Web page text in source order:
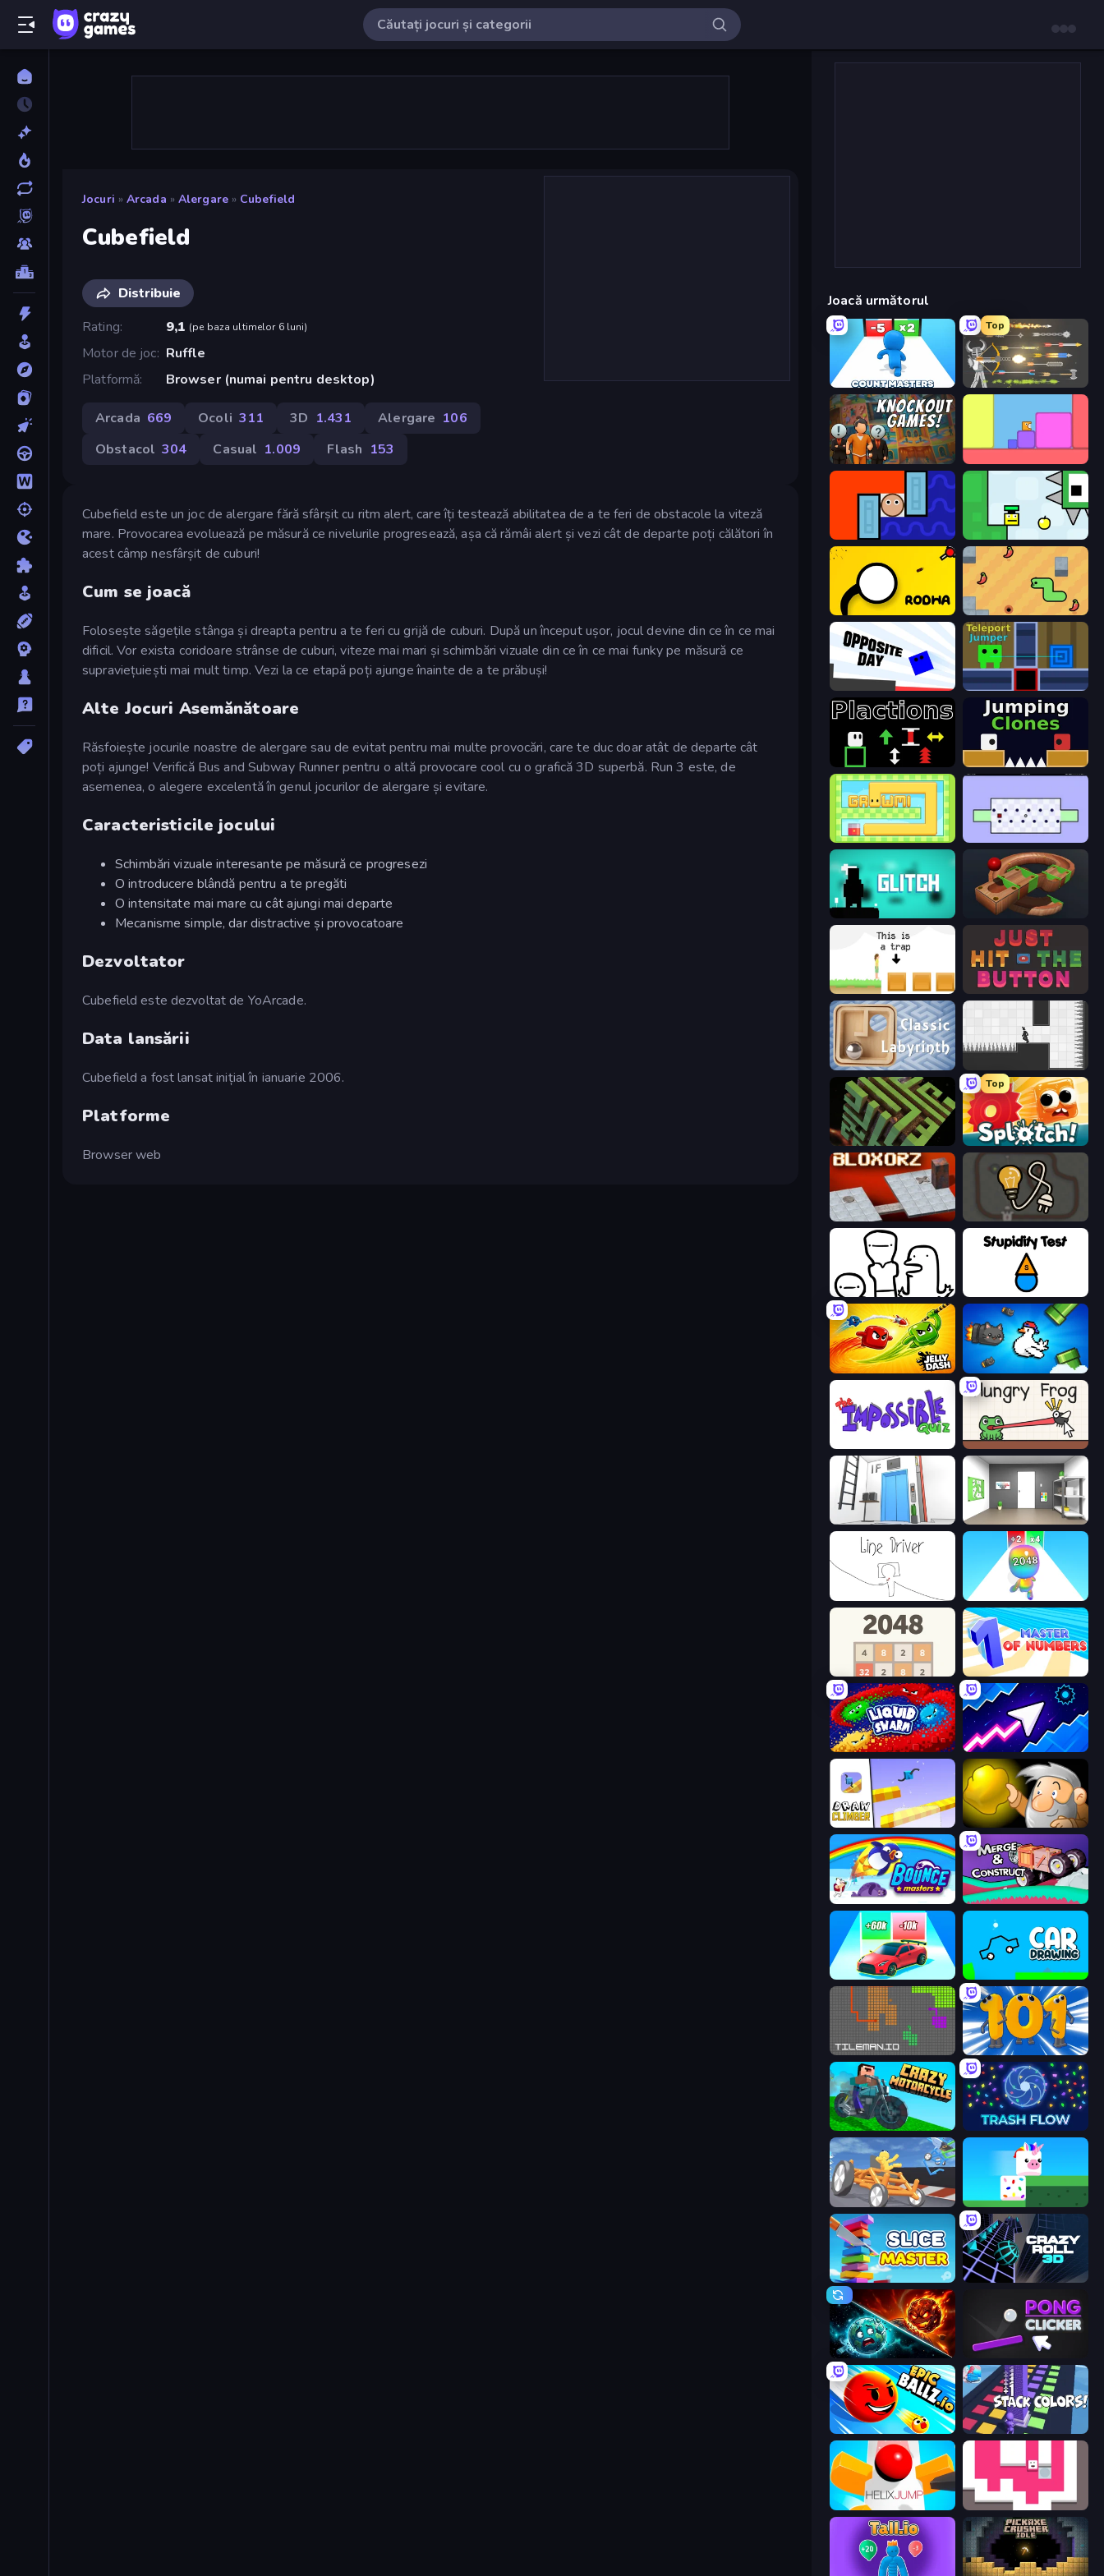
Jocuri » Arcada » Alergare » Cubefield
Cubefield
Distribuie
Rating
9,1 (pe baza ultimelor 6 luni)
Motor de joc Ruffle
Platformă
Browser (numai pentru desktop)
Arcada 669 Ocoli 311 3D 1.431 Alergare 106
Obstacol 304 Casual 1.009 Flash 153
Cubefield este un joc de alergare fără sfârșit cu ritm alert, care îți testează abilitatea de a te feri de obstacole la viteză
mare. Provocarea evoluează pe măsură ce nivelurile progresează, așa că rămâi alert și vezi cât de departe poți călători în
acest câmp nesfârșit de cuburi!
Cum se joacă
Folosește săgețile stânga și dreapta pentru a te feri cu grijă de cuburi. După un început ușor, jocul devine din ce în ce mai
dificil. Vor exista coridoare strânse de cuburi, viteze mai mari și schimbări vizuale din ce în ce mai funky pe măsură ce
supraviețuiești mai mult timp. Vezi la ce etapă poți ajunge înainte de a te prăbuși!
Alte Jocuri Asemănătoare
Răsfoiește jocurile noastre de alergare sau de evitat pentru mai multe provocări, care te duc doar atât de departe cât
poți ajunge! Verifică Bus and Subway Runner pentru o altă provocare cool cu o grafică 3D superbă. Run 3 este, de
asemenea, o alegere excelentă în genul jocurilor de alergare și evitare.
Caracteristicile jocului
Schimbări vizuale interesante pe măsură ce progresezi
O introducere blândă pentru a te pregăti
O intensitate mai mare cu cât ajungi mai departe
Mecanisme simple, dar distractive și provocatoare
Dezvoltator
Cubefield este dezvoltat de YoArcade.
Data lansării
Cubefield a fost lansat inițial în ianuarie 2006.
Platforme
Browser web
Joacă următorul
Top
Ragdoll Archers
Knockout
Lava and Aqua
Rodha SSSPICY!
Opposite Day Teleport Jumper
Plactions Jumping Clones
Growmi
Marble Run
The Unfair Platformer Just Hit the Button
Classic Labyrinth 3D
Maze Planet 3D
Top
Splotch!
Bloxorz Light The Lamp
I Don't Even Know Stupidity Test
Jelly Dash Honk
Hungry Frog
Elevator Room Escape Paint Room Escape
Man Runner 2048
2048 Master of Numbers
Liquid Swarm Space Waves
Draw Climber Gold Miner
Bouncemasters Merge & Construct
Car Drawing Game
TileMan.io Numbers Arena
Crazy Motorcycle Trash Flow
Draw Crash Race Stacky Bird
Slice Master Crazy Roll 3D
PlanetCrush 2 Pong Clicker
EpicBallz.io Stack Colors
Helix Jump Just Slide (Remastered)